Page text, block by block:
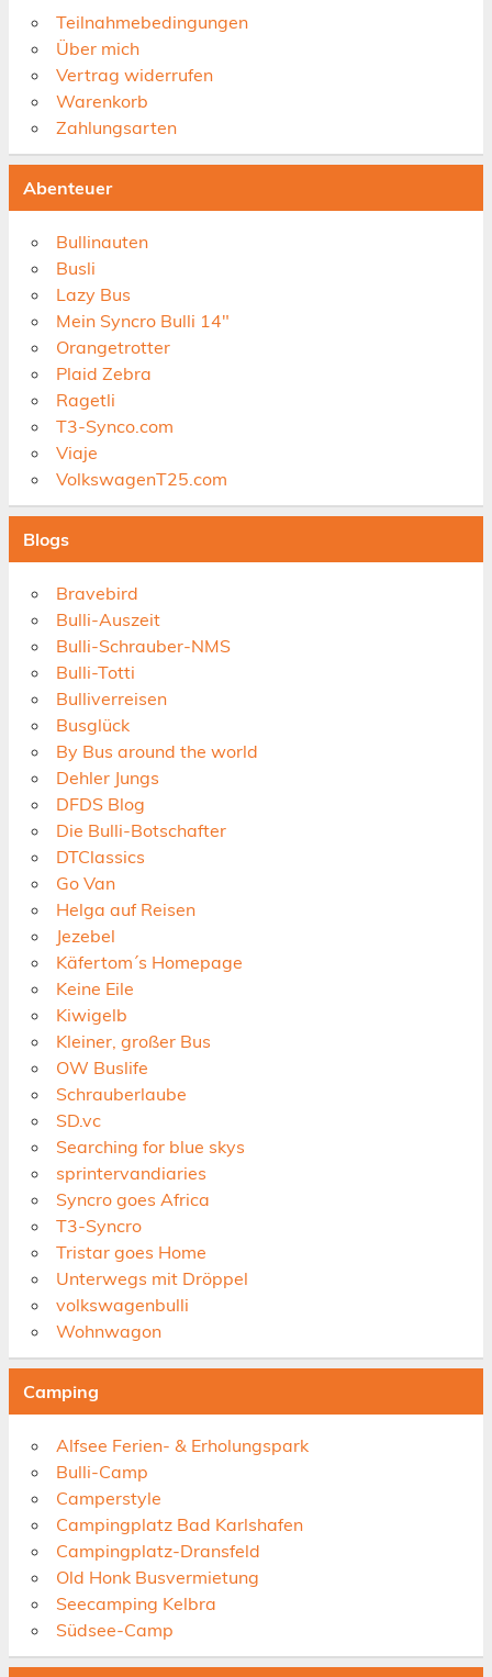
Teilnahmebedingungen
Über mich
Vertrag widerrufen
Warenkorb
Zahlungsarten
Abenteuer
Bullinauten
Busli
Lazy Bus
Mein Syncro Bulli 14"
Orangetrotter
Plaid Zebra
Ragetli
T3-Synco.com
Viaje
VolkswagenT25.com
Blogs
Bravebird
Bulli-Auszeit
Bulli-Schrauber-NMS
Bulli-Totti
Bulliverreisen
Busglück
By Bus around the world
Dehler Jungs
DFDS Blog
Die Bulli-Botschafter
DTClassics
Go Van
Helga auf Reisen
Jezebel
Käfertom´s Homepage
Keine Eile
Kiwigelb
Kleiner, großer Bus
OW Buslife
Schrauberlaube
SD.vc
Searching for blue skys
sprintervandiaries
Syncro goes Africa
T3-Syncro
Tristar goes Home
Unterwegs mit Dröppel
volkswagenbulli
Wohnwagon
Camping
Alfsee Ferien- & Erholungspark
Bulli-Camp
Camperstyle
Campingplatz Bad Karlshafen
Campingplatz-Dransfeld
Old Honk Busvermietung
Seecamping Kelbra
Südsee-Camp